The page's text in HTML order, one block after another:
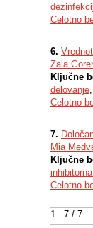
1 - 7 / 7
Celotno
6.
Zala
Ključne
delovanje,
Celotno
7.
Mia
Ključne
Celotno